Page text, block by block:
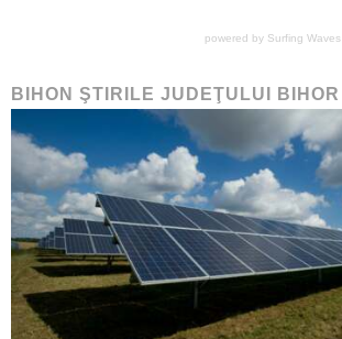
powered by Surfing Waves
BIHON ŞTIRILE JUDEŢULUI BIHOR